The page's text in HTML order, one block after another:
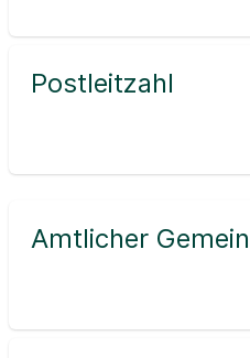
Postleitzahl
Amtlicher